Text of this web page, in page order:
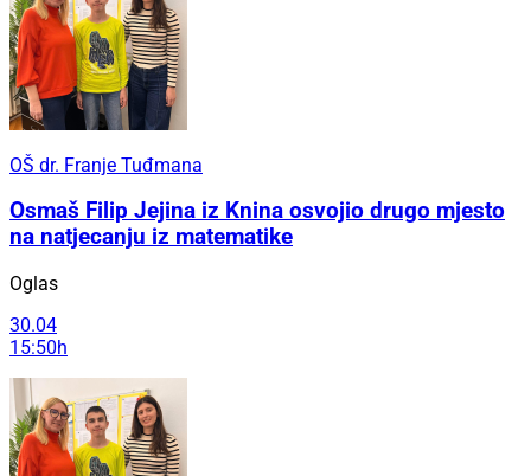
OŠ dr. Franje Tuđmana
Osmaš Filip Jejina iz Knina osvojio drugo mjesto
na natjecanju iz matematike
Oglas
30.04
15:50h